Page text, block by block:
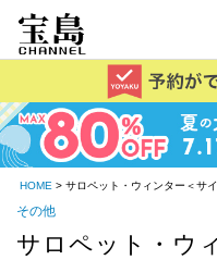
HOME > サロペット・ウィンター＜サ
その他
サロペット・ウ